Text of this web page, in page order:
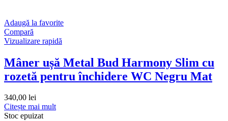
Adaugă la favorite
Compară
Vizualizare rapidă
Mâner ușă Metal Bud Harmony Slim cu
rozetă pentru închidere WC Negru Mat
340,00 lei
Citește mai mult
Stoc epuizat